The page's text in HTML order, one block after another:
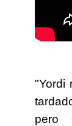
"Yordi
pero